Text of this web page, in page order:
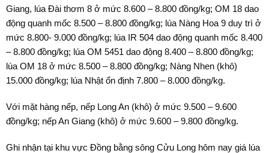
Giang, lúa Đài thơm 8 ở mức 8.600 – 8.800 đồng/kg; OM 18 dao
động quanh mốc 8.500 – 8.800 đồng/kg; lúa Nàng Hoa 9 duy trì ở
mức 8.800- 9.000 đồng/kg; lúa IR 504 dao động quanh mốc 8.400
– 8.800 đồng/kg; lúa OM 5451 dao động 8.400 – 8.800 đồng/kg;
lúa OM 18 ở mức 8.500 – 8.800 đồng/kg; Nàng Nhen (khô)
15.000 đồng/kg; lúa Nhật ổn định 7.800 – 8.000 đồng/kg.
Với mặt hàng nếp, nếp Long An (khô) ở mức 9.500 – 9.600
đồng/kg; nếp An Giang (khô) ở mức 9.600 – 9.800 đồng/kg.
Ghi nhận tại khu vực Đồng bằng sông Cửu Long hôm nay giá lúa